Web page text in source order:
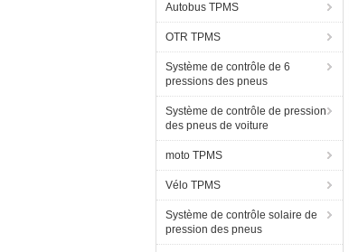
Autobus TPMS
OTR TPMS
Système de contrôle de 6
pressions des pneus
Système de contrôle de pression
des pneus de voiture
moto TPMS
Vélo TPMS
Système de contrôle solaire de
pression des pneus